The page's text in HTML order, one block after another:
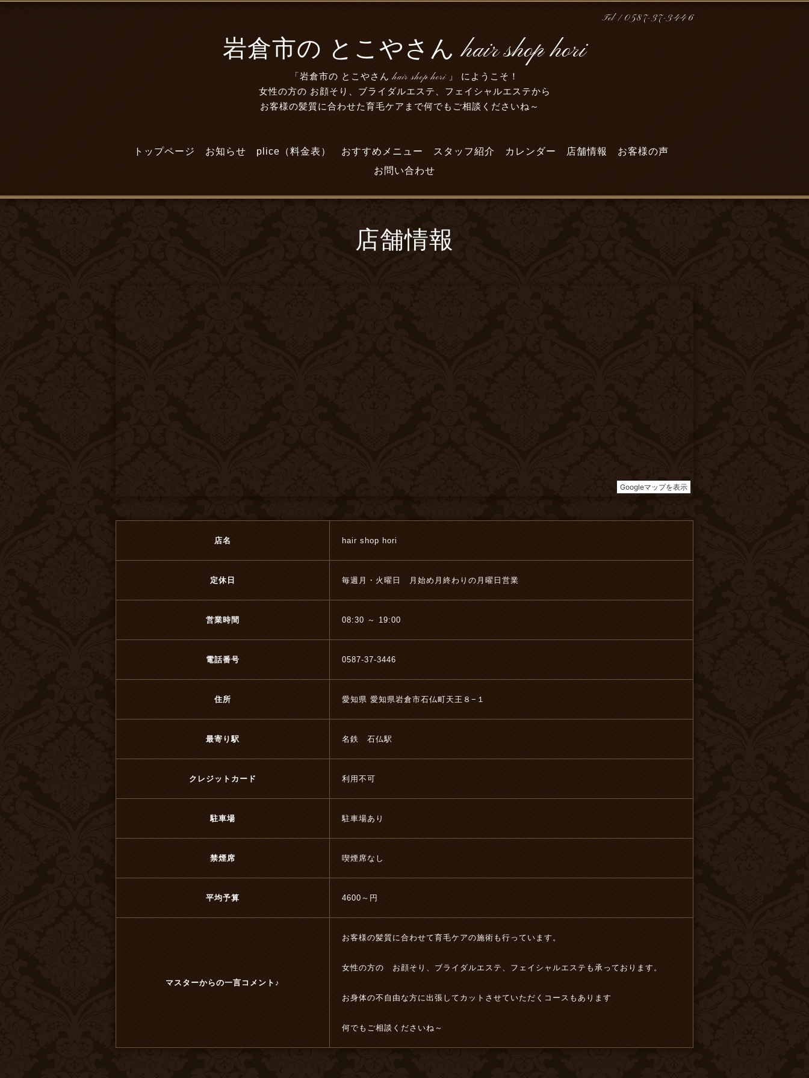
Tel / 0587-37-3446
岩倉市の とこやさん hair shop hori
「岩倉市の とこやさん hair shop hori 」 にようこそ！
女性の方の お顔そり、ブライダルエステ、フェイシャルエステから
お客様の髪質に合わせた育毛ケアまで何でもご相談くださいね～
トップページ お知らせ plice（料金表） おすすめメニュー スタッフ紹介 カレンダー 店舗情報
お客様の声
お問い合わせ
店舗情報
店名 hair shop hori
定休日 毎週月・火曜日 月始め月終わりの月曜日営業
営業時間 08:30 ～ 19:00
電話番号 0587-37-3446
住所 愛知県 愛知県岩倉市石仏町天王８−１
最寄り駅 名鉄 石仏駅
クレジットカード 利用不可
駐車場 駐車場あり
禁煙席 喫煙席なし
平均予算 4600～円
マスターからの一言コメント♪
お客様の髪質に合わせて育毛ケアの施術も行っています。
女性の方の お顔そり、ブライダルエステ、フェイシャルエステも承っております。
お身体の不自由な方に出張してカットさせていただくコースもあります
何でもご相談くださいね～